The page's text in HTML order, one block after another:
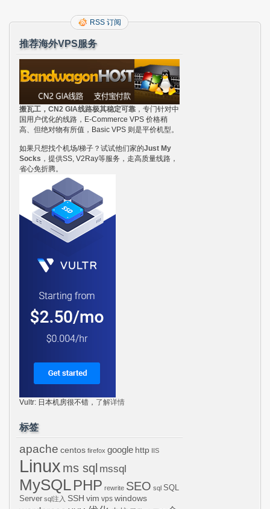
RSS 订阅
推荐海外VPS服务
搬瓦工，CN2 GIA线路极其稳定可靠 ，专门针对中
国用户优化的线路，E-Commerce VPS 价格稍
高、但绝对物有所值，Basic VPS 则是平价机型。
如果只想找个机场/梯子？试试他们家的Just My
Socks ，提供SS, V2Ray等服务，走高质量线路，
省心免折腾。
Vultr: 日本机房很不错， 了解详情
标签
apache centos firefox google http IIS
Linux ms sql mssql
MySQLPHP rewrite SEO sql SQL
Server sql注入 SSH vim vps windows